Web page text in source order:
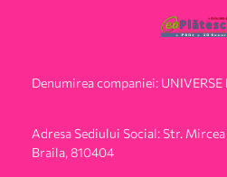
Denumirea companiei: UNIVERSE
Adresa Sediului Social: Str.
Braila, 810404